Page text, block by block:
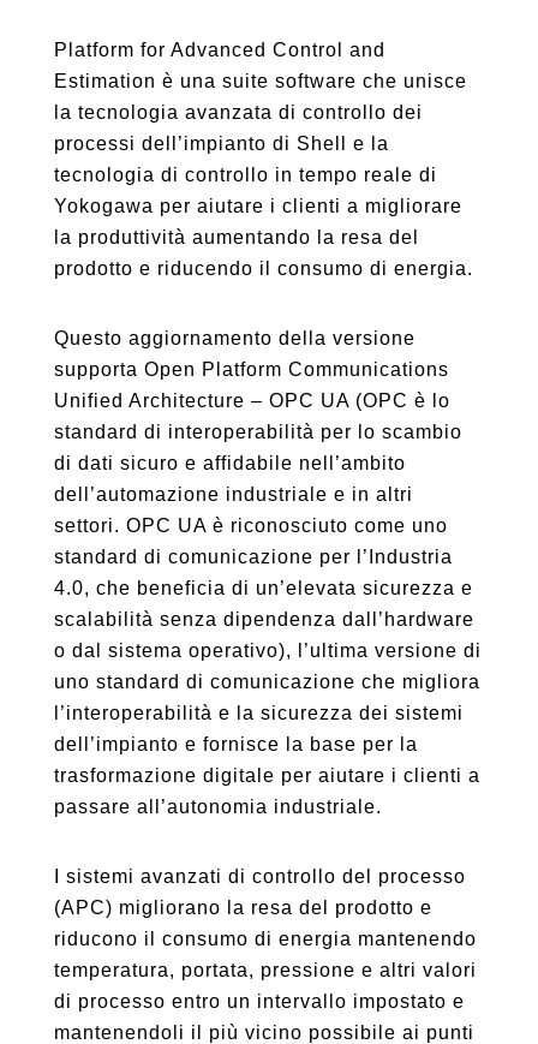
Platform for Advanced Control and
Estimation è una suite software che unisce
la tecnologia avanzata di controllo dei
processi dell’impianto di Shell e la
tecnologia di controllo in tempo reale di
Yokogawa per aiutare i clienti a migliorare
la produttività aumentando la resa del
prodotto e riducendo il consumo di energia.
Questo aggiornamento della versione
supporta Open Platform Communications
Unified Architecture – OPC UA (OPC è lo
standard di interoperabilità per lo scambio
di dati sicuro e affidabile nell’ambito
dell’automazione industriale e in altri
settori. OPC UA è riconosciuto come uno
standard di comunicazione per l’Industria
4.0, che beneficia di un’elevata sicurezza e
scalabilità senza dipendenza dall’hardware
o dal sistema operativo), l’ultima versione di
uno standard di comunicazione che migliora
l’interoperabilità e la sicurezza dei sistemi
dell’impianto e fornisce la base per la
trasformazione digitale per aiutare i clienti a
passare all’autonomia industriale.
I sistemi avanzati di controllo del processo
(APC) migliorano la resa del prodotto e
riducono il consumo di energia mantenendo
temperatura, portata, pressione e altri valori
di processo entro un intervallo impostato e
mantenendoli il più vicino possibile ai punti